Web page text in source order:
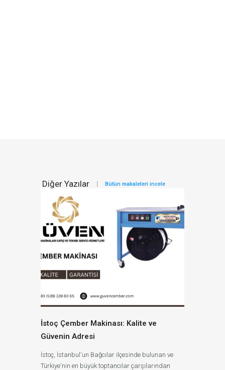
Diğer Yazılar Bütün makaleleri incele
İstoç Çember Makinası: Kalite ve
Güvenin Adresi
İstoç, İstanbul'un Bağcılar ilçesinde bulunan ve
Türkiye'nin en büyük toptancılar çarşılarından